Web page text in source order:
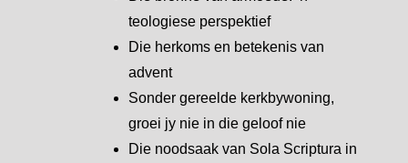
teologiese perspektief
Die herkoms en betekenis van
advent
Sonder gereelde kerkbywoning,
groei jy nie in die geloof nie
Die noodsaak van Sola Scriptura in